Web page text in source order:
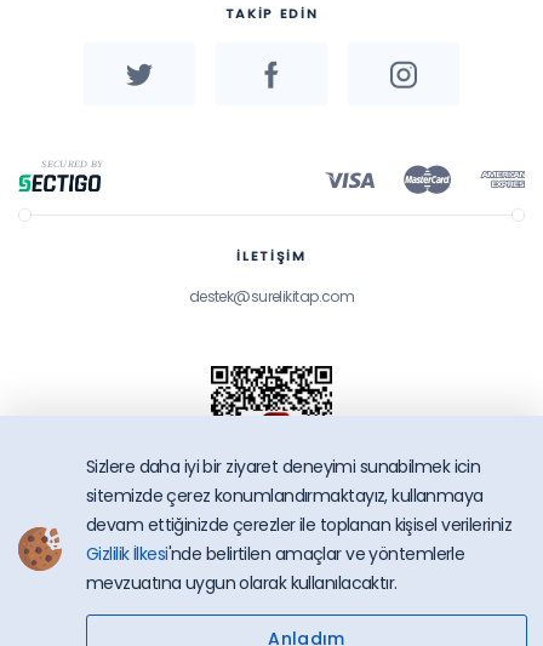
TAKİP EDİN
İLETİŞİM
destek@surelikitap.com
SüreliKitap.com
Copyright © 2026 - Bütün Hakları Saklıdır.
Sizlere daha iyi bir ziyaret deneyimi sunabilmek icin
sitemizde çerez konumlandırmaktayız, kullanmaya
devam ettiğinizde çerezler ile toplanan kişisel verileriniz
Gizlilik İlkesi'nde belirtilen amaçlar ve yöntemlerle
mevzuatına uygun olarak kullanılacaktır.
Anladım